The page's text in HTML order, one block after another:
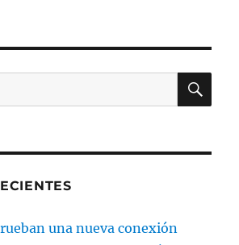
una nueva conexión